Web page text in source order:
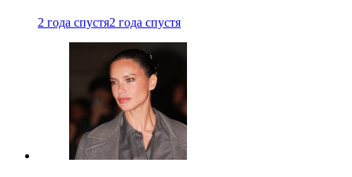
2 года спустя2 года спустя